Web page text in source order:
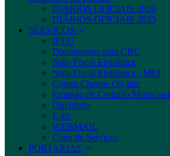
DIÁRIOS OFICIAIS 2026
DIÁRIOS OFICIAIS 2025
SERVIÇOS
IPTU
Documentos para CRC
Nota Fiscal Eletrônica
Nota Fiscal Eletrônica - MEI
Contra Cheque On-line
Emissão de Certidão Municipal
Ouvidoria
E-sic
WEBMAIL
Carta de Serviços
PORTARIAS